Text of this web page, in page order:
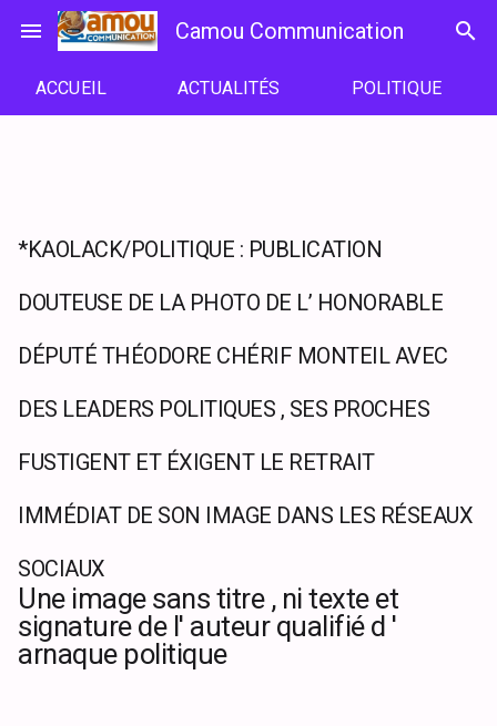
menu Camou Communication search
ACCUEIL ACTUALITÉS POLITIQUE
*KAOLACK/POLITIQUE : PUBLICATION
DOUTEUSE DE LA PHOTO DE L’ HONORABLE
DÉPUTÉ THÉODORE CHÉRIF MONTEIL AVEC
DES LEADERS POLITIQUES , SES PROCHES
FUSTIGENT ET ÉXIGENT LE RETRAIT
IMMÉDIAT DE SON IMAGE DANS LES RÉSEAUX
SOCIAUX
Une image sans titre , ni texte et
signature de l' auteur qualifié d '
arnaque politique